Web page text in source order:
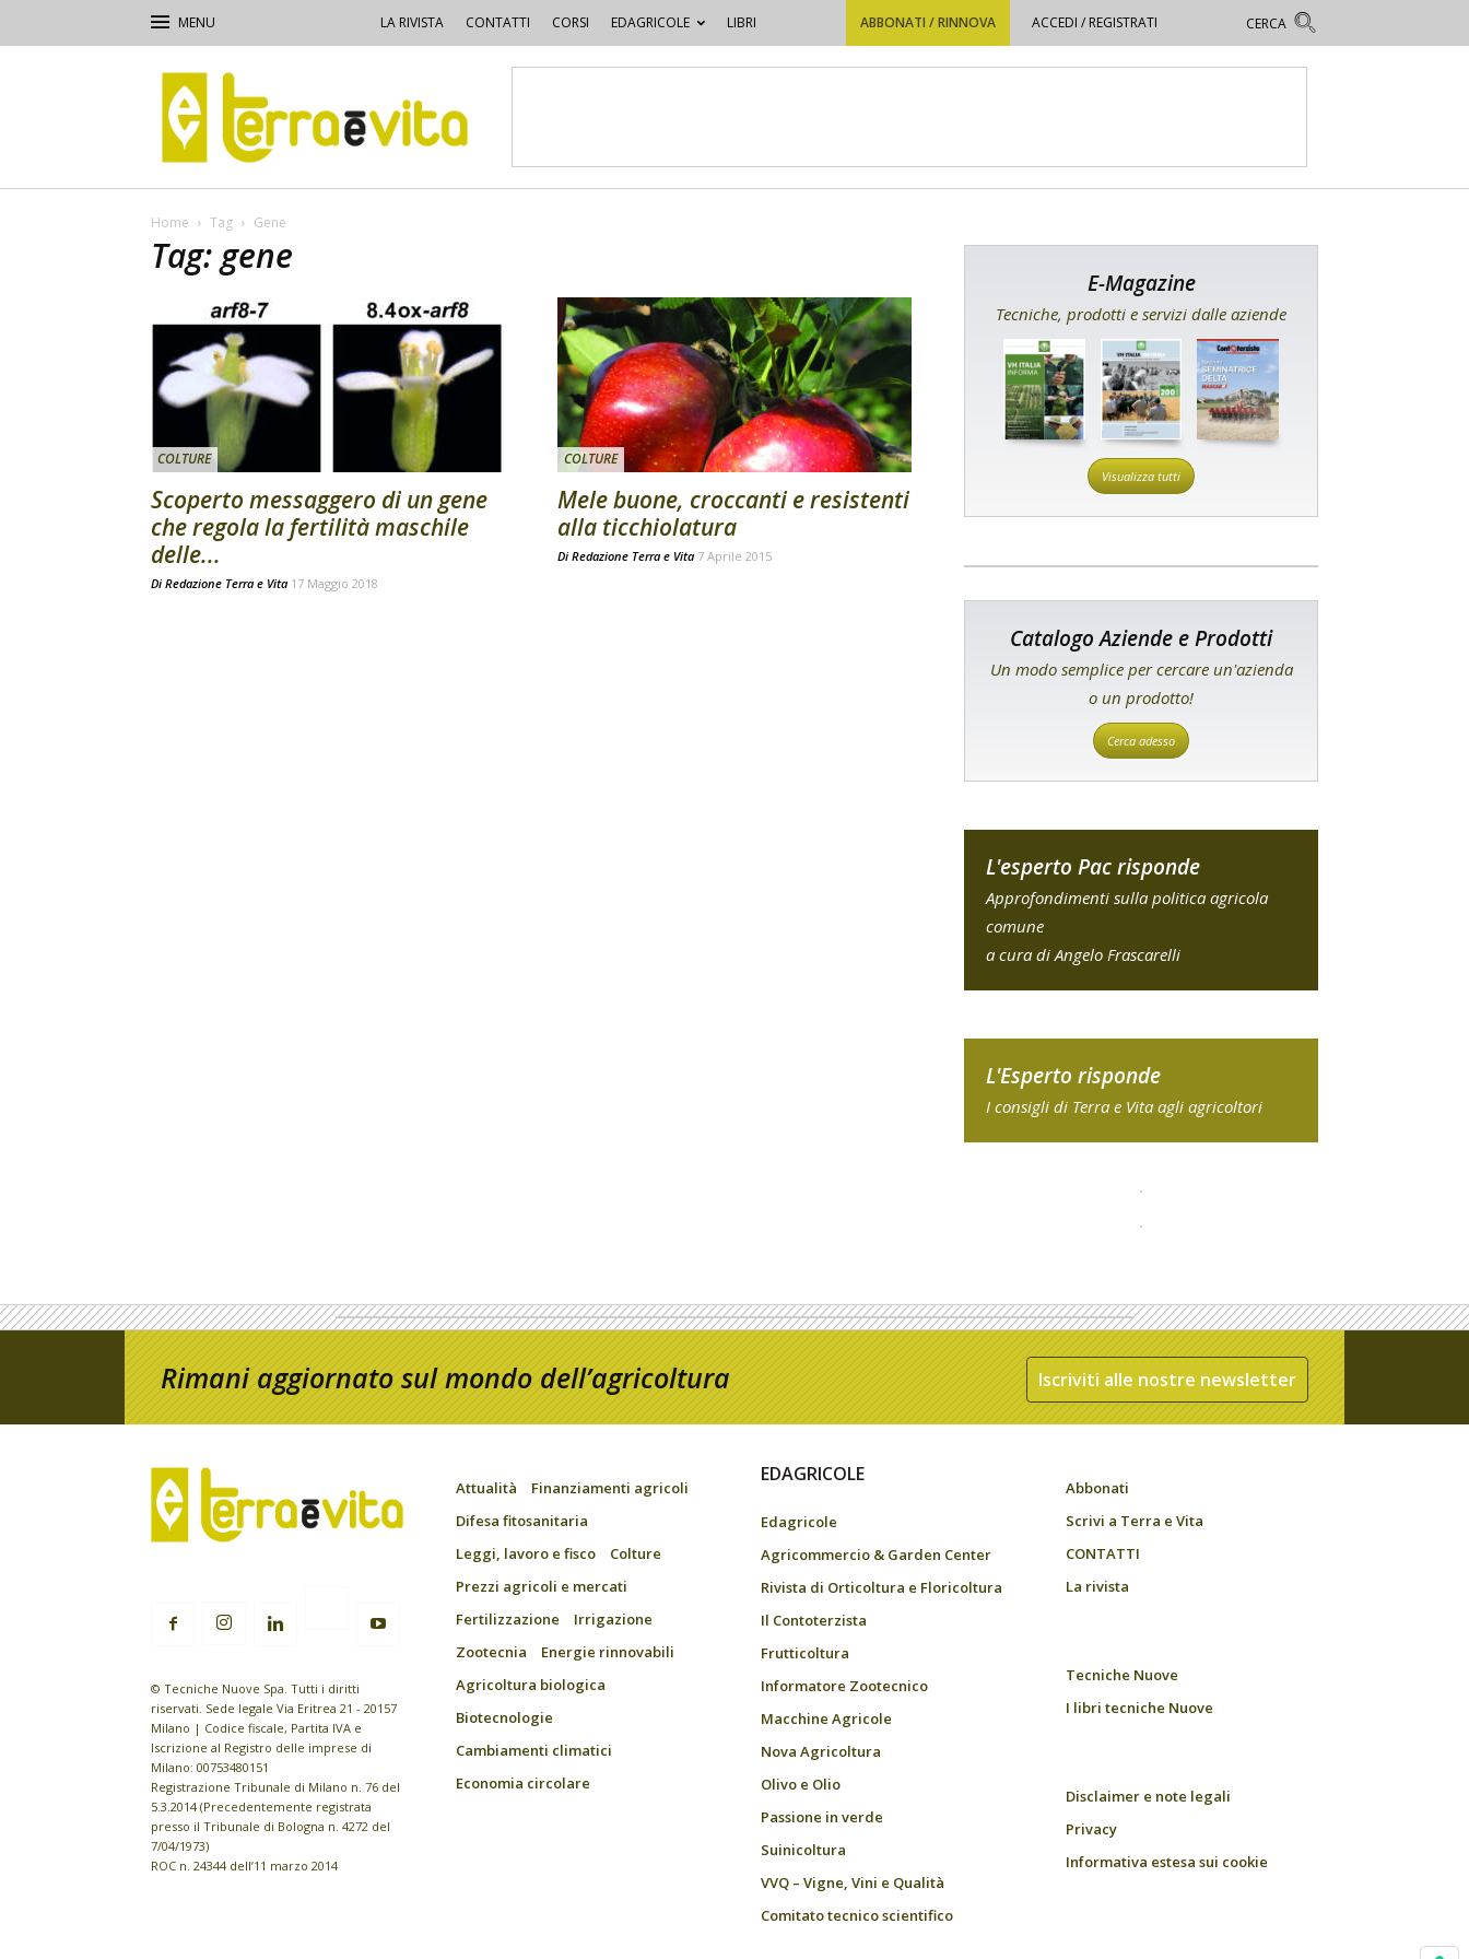
LA RIVISTA CONTATTI CORSI EDAGRICOLE LIBRI ABBONATI / RINNOVA ACCEDI / REGISTRATI
Terra
e
Vita
Home Tag Gene
Tag: gene
COLTURE
Scoperto messaggero di un gene
che regola la fertilità maschile
delle...
Di Redazione Terra e Vita 17 Maggio 2018
COLTURE
Mele buone, croccanti e resistenti
alla ticchiolatura
Di Redazione Terra e Vita 7 Aprile 2015
E-Magazine
Tecniche, prodotti e servizi dalle aziende
Visualizza tutti
Catalogo Aziende e Prodotti
Un modo semplice per cercare un'azienda
o un prodotto!
Cerca adesso
L'esperto Pac risponde
Approfondimenti sulla politica agricola
comune
a cura di Angelo Frascarelli
L'Esperto risponde
I consigli di Terra e Vita agli agricoltori
Rimani aggiornato sul mondo dell’agricoltura Iscriviti alle nostre newsletter
© Tecniche Nuove Spa. Tutti i diritti
riservati. Sede legale Via Eritrea 21 - 20157
Milano | Codice fiscale, Partita IVA e
Iscrizione al Registro delle imprese di
Milano: 00753480151
Registrazione Tribunale di Milano n. 76 del
5.3.2014 (Precedentemente registrata
presso il Tribunale di Bologna n. 4272 del
7/04/1973)
ROC n. 24344 dell’11 marzo 2014
Attualità
Finanziamenti agricoli
Difesa fitosanitaria
Leggi, lavoro e fisco
Colture
Prezzi agricoli e mercati
Fertilizzazione
Irrigazione
Zootecnia
Energie rinnovabili
Agricoltura biologica
Biotecnologie
Cambiamenti climatici
Economia circolare
EDAGRICOLE
Edagricole
Agricommercio & Garden Center
Rivista di Orticoltura e Floricoltura
Il Contoterzista
Frutticoltura
Informatore Zootecnico
Macchine Agricole
Nova Agricoltura
Olivo e Olio
Passione in verde
Suinicoltura
VVQ – Vigne, Vini e Qualità
Comitato tecnico scientifico
Abbonati
Scrivi a Terra e Vita
CONTATTI
La rivista
Tecniche Nuove
I libri tecniche Nuove
Disclaimer e note legali
Privacy
Informativa estesa sui cookie